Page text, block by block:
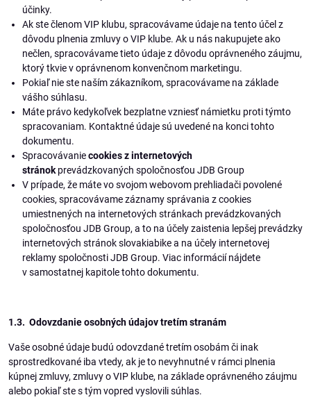
účinky.
Ak ste členom VIP klubu, spracovávame údaje na tento účel z
dôvodu plnenia zmluvy o VIP klube. Ak u nás nakupujete ako
nečlen, spracovávame tieto údaje z dôvodu oprávneného záujmu,
ktorý tkvie v oprávnenom konvenčnom marketingu.
Pokiaľ nie ste naším zákazníkom, spracovávame na základe
vášho súhlasu.
Máte právo kedykoľvek bezplatne vzniesť námietku proti týmto
spracovaniam. Kontaktné údaje sú uvedené na konci tohto
dokumentu.
Spracovávaniecookies z internetových
stránok prevádzkovaných spoločnosťou JDB Group
V prípade, že máte vo svojom webovom prehliadači povolené
cookies, spracovávame záznamy správania z cookies
umiestnených na internetových stránkach prevádzkovaných
spoločnosťou JDB Group, a to na účely zaistenia lepšej prevádzky
internetových stránok slovakiabike a na účely internetovej
reklamy spoločnosti JDB Group. Viac informácií nájdete
v samostatnej kapitole tohto dokumentu.
1.3. Odovzdanie osobných údajov tretím stranám
Vaše osobné údaje budú odovzdané tretím osobám či inak
sprostredkované iba vtedy, ak je to nevyhnutné v rámci plnenia
kúpnej zmluvy, zmluvy o VIP klube, na základe oprávneného záujmu
alebo pokiaľ ste s tým vopred vyslovili súhlas.